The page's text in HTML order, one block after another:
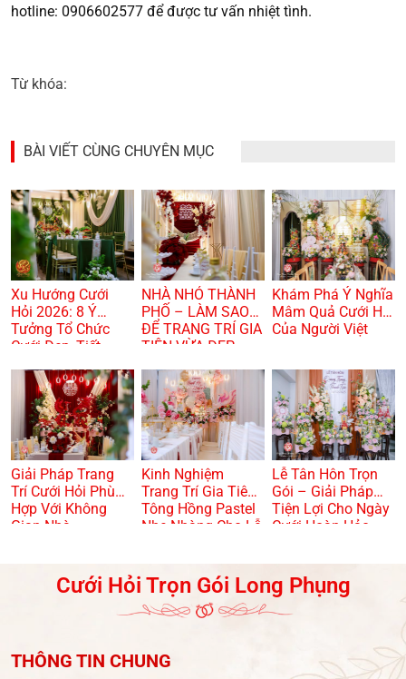
hotline: 0906602577 để được tư vấn nhiệt tình.
Từ khóa:
BÀI VIẾT CÙNG CHUYÊN MỤC
Xu Hướng Cưới
Hỏi 2026: 8 Ý
Tưởng Tổ Chức
Cưới Đẹp, Tiết
NHÀ NHỎ THÀNH
PHỐ – LÀM SAO
ĐỂ TRANG TRÍ GIA
TIÊN VỪA ĐẸP
TRỌNG? 🏠🌸
Khám Phá Ý Nghĩa
Mâm Quả Cưới Hỏi
Của Người Việt
Giải Pháp Trang
Trí Cưới Hỏi Phù
Hợp Với Không
Gian Nhà
Kinh Nghiệm
Trang Trí Gia Tiên
Tông Hồng Pastel
Nhẹ Nhàng Cho Lễ
Lễ Tân Hôn Trọn
Gói – Giải Pháp
Tiện Lợi Cho Ngày
Cưới Hoàn Hảo
Cưới Hỏi Trọn Gói Long Phụng
THÔNG TIN CHUNG